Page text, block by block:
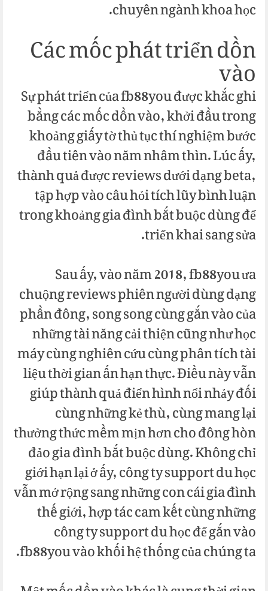
chuyên ngành khoa học.
Các mốc phát triển dồn
vào
Sự phát triển của fb88you được khắc ghi
bằng các mốc dồn vào, khởi đầu trong
khoảng giấy tờ thủ tục thí nghiệm bước
đầu tiên vào năm nhâm thìn. Lúc ấy,
thành quả được reviews dưới dạng beta,
tập hợp vào câu hỏi tích lũy bình luận
trong khoảng gia đình bắt buộc dùng để
triển khai sang sửa.
Sau ấy, vào năm 2018, fb88you ưa
chuộng reviews phiên người dùng dạng
phần đông, song song cùng gắn vào của
những tài năng cải thiện cũng như học
máy cùng nghiên cứu cùng phân tích tài
liệu thời gian ấn hạn thực. Điều này vẫn
giúp thành quả điển hình nổi nhảy đối
cùng những kẻ thù, cùng mang lại
thưởng thức mềm mịn hơn cho đông hòn
đảo gia đình bắt buộc dùng. Không chỉ
giới hạn lại ở ấy, công ty support du học
vẫn mở rộng sang những con cái gia đình
thế giới, hợp tác cam kết cùng những
công ty support du học để gắn vào
fb88you vào khối hệ thống của chúng ta.